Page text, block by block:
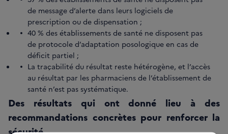
de message d’alerte dans leurs logiciels de
prescription ou de dispensation ;
40 % des établissements de santé ne disposent pas
de protocole d’adaptation posologique en cas de
déficit partiel ;
La traçabilité du résultat reste hétérogène, et l’accès
au résultat par les pharmaciens de l’établissement de
santé n’est pas systématique.
Des résultats qui ont donné lieu à des
recommandations concrètes pour renforcer la
sécurité